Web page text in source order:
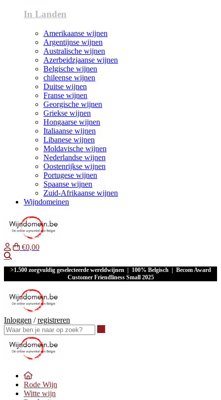
In Landen
Amerikaanse wijnen
Argentijnse wijnen
Australische wijnen
Azerbeidzjaanse wijnen
Belgische wijnen
chileense wijnen
Duitse wijnen
Franse wijnen
Georgische wijnen
Griekse wijnen
Hongaarse wijnen
Italiaanse wijnen
Libanese wijnen
Moldavische wijnen
Nederlandse wijnen
Oostenrijkse wijnen
Portugese wijnen
Spaanse wijnen
Zuid-Afrikaanse wijnen
Wijndomeinen
€0,00
>1.500 zorgvuldig geselecteerde wereldwijnen | 100% Belgisch | Becom Award
Customer Friendliness Small 2025
Inloggen /registreren
Rode Wijn
Witte wijn